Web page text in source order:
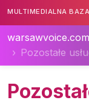
MULTIMEDIALNA
Pozostałe